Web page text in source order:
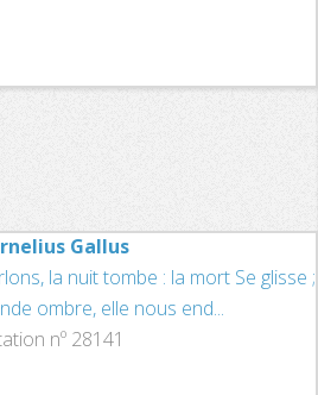
Gallus
la nuit tombe : la mort Se glisse ;
ombre, elle nous end...
nº 28141